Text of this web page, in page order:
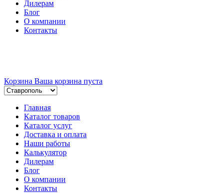
Дилерам
Блог
О компании
Контакты
Корзина Ваша корзина пуста
Главная
Каталог товаров
Каталог услуг
Доставка и оплата
Наши работы
Калькулятор
Дилерам
Блог
О компании
Контакты